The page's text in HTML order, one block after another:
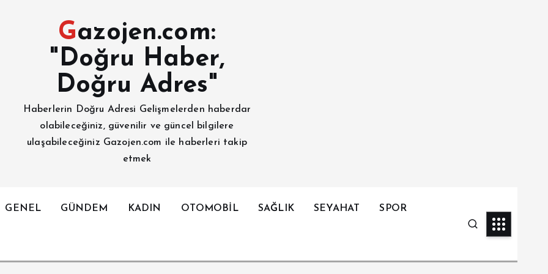
Gazojen.com:
"Doğru Haber,
Doğru Adres"
Haberlerin Doğru Adresi Gelişmelerden haberdar
olabileceğiniz, güvenilir ve güncel bilgilere
ulaşabileceğiniz Gazojen.com ile haberleri takip
etmek
GENEL GÜNDEM KADIN OTOMOBİL SAĞLIK SEYAHAT SPOR